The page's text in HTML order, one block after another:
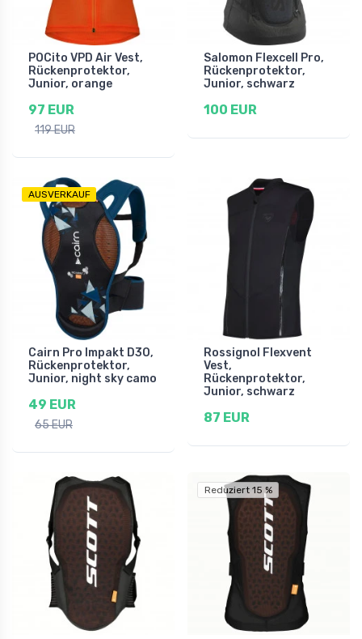
POCito VPD Air Vest,
Rückenprotektor,
Junior, orange
97 EUR
119 EUR
Salomon Flexcell Pro,
Rückenprotektor,
Junior, schwarz
100 EUR
AUSVERKAUF
Cairn Pro Impakt D3O,
Rückenprotektor,
Junior, night sky camo
49 EUR
65 EUR
Rossignol Flexvent
Vest,
Rückenprotektor,
Junior, schwarz
87 EUR
Reduziert 15 %